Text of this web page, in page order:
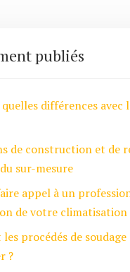
publiés
différences avec
de construction et de
sur-mesure
appel à un
de votre climatisation
les procédés de
?